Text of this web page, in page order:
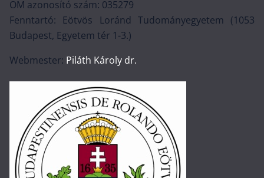
OM azonosító szám: 035279
Fenntartó: Eötvös Loránd Tudományegyetem (1053
Budapest, Egyetem tér 1-3.)
Webmester: Piláth Károly dr.